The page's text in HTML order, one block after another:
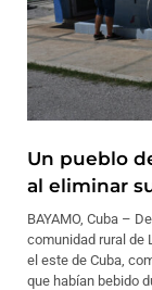
Un pueblo
al eliminar
BAYAMO, Cuba –
comunidad rural de
el este de Cuba,
que habían bebido